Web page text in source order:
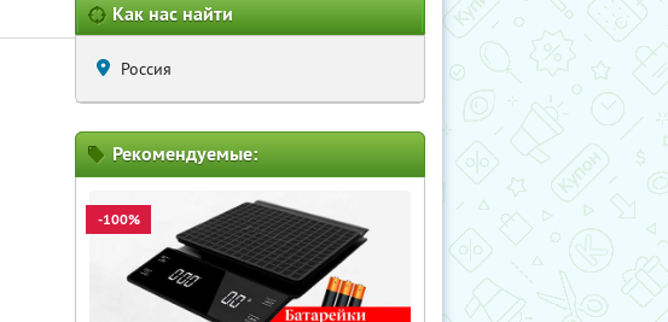
Как нас найти
Россия
Рекомендуемые:
-100%